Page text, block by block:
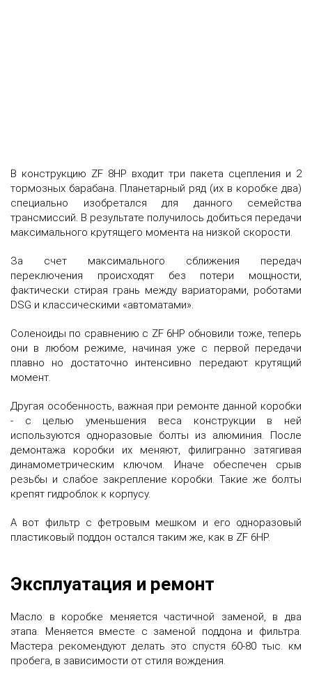
В конструкцию ZF 8HP входит три пакета сцепления и 2
тормозных барабана. Планетарный ряд (их в коробке два)
специально изобретался для данного семейства
трансмиссий. В результате получилось добиться передачи
максимального крутящего момента на низкой скорости.
За счет максимального сближения передач
переключения происходят без потери мощности,
фактически стирая грань между вариаторами, роботами
DSG и классическими «автоматами».
Соленоиды по сравнению с ZF 6HP обновили тоже, теперь
они в любом режиме, начиная уже с первой передачи
плавно но достаточно интенсивно передают крутящий
момент.
Другая особенность, важная при ремонте данной коробки
- с целью уменьшения веса конструкции в ней
используются одноразовые болты из алюминия. После
демонтажа коробки их меняют, филигранно затягивая
динамометрическим ключом. Иначе обеспечен срыв
резьбы и слабое закрепление коробки. Такие же болты
крепят гидроблок к корпусу.
А вот фильтр с фетровым мешком и его одноразовый
пластиковый поддон остался таким же, как в ZF 6HP.
Эксплуатация и ремонт
Масло в коробке меняется частичной заменой, в два
этапа. Меняется вместе с заменой поддона и фильтра.
Мастера рекомендуют делать это спустя 60-80 тыс. км
пробега, в зависимости от стиля вождения.